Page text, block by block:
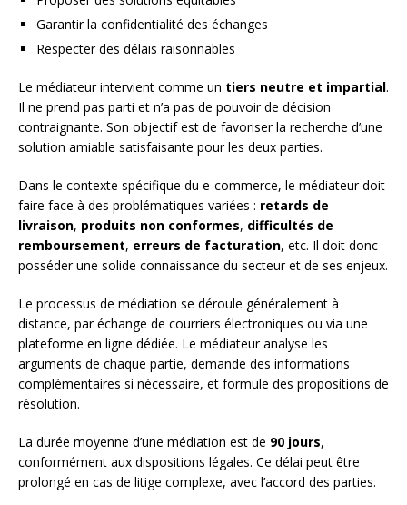
Garantir la confidentialité des échanges
Respecter des délais raisonnables
Le médiateur intervient comme un tiers neutre et impartial.
Il ne prend pas parti et n’a pas de pouvoir de décision
contraignante. Son objectif est de favoriser la recherche d’une
solution amiable satisfaisante pour les deux parties.
Dans le contexte spécifique du e-commerce, le médiateur doit
faire face à des problématiques variées : retards de
livraison, produits non conformes, difficultés de
remboursement, erreurs de facturation, etc. Il doit donc
posséder une solide connaissance du secteur et de ses enjeux.
Le processus de médiation se déroule généralement à
distance, par échange de courriers électroniques ou via une
plateforme en ligne dédiée. Le médiateur analyse les
arguments de chaque partie, demande des informations
complémentaires si nécessaire, et formule des propositions de
résolution.
La durée moyenne d’une médiation est de 90 jours,
conformément aux dispositions légales. Ce délai peut être
prolongé en cas de litige complexe, avec l’accord des parties.